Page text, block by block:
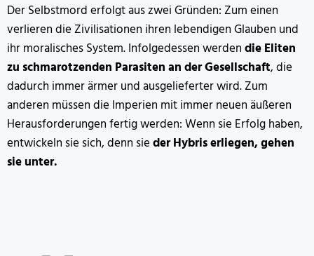
Der Selbstmord erfolgt aus zwei Gründen: Zum einen
verlieren die Zivilisationen ihren lebendigen Glauben und
ihr moralisches System. Infolgedessen werdendie Eliten
zu schmarotzenden Parasiten an der Gesellschaft, die
dadurch immer ärmer und ausgelieferter wird. Zum
anderen müssen die Imperien mit immer neuen äußeren
Herausforderungen fertig werden: Wenn sie Erfolg haben,
entwickeln sie sich, denn sieder Hybris erliegen, gehen
sie unter.